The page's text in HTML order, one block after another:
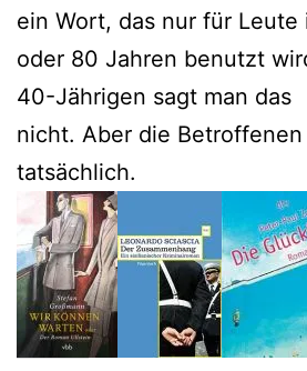
ein Wort, das nur für Leute
oder 80 Jahren benutzt
40-Jährigen sagt man das
nicht. Aber die
tatsächlich.